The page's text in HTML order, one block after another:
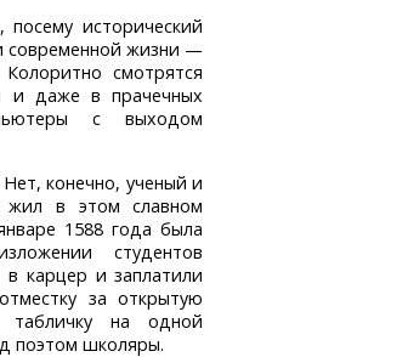
исторический
современной жизни —
смотрятся
и даже в прачечных
с выходом
конечно, ученый и
жил в этом славном
1588 года была
студентов
в карцер и заплатили
за открытую
табличку на одной
поэтом школяры.